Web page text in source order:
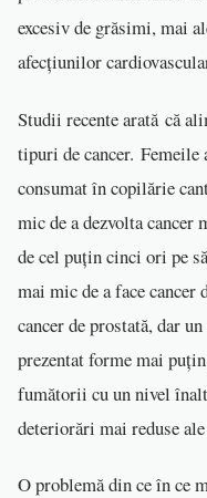
excesiv de grăsimi, mai
afecțiunilor
Studii recente arată că
tipuri de cancer. Femeile
consumat în copilărie
mic de a dezvolta cancer
de cel puțin cinci ori pe
mai mic de a face
cancer de prostată, dar
prezentat forme mai
fumătorii cu un nivel
deteriorări mai reduse
O problemă din ce în ce